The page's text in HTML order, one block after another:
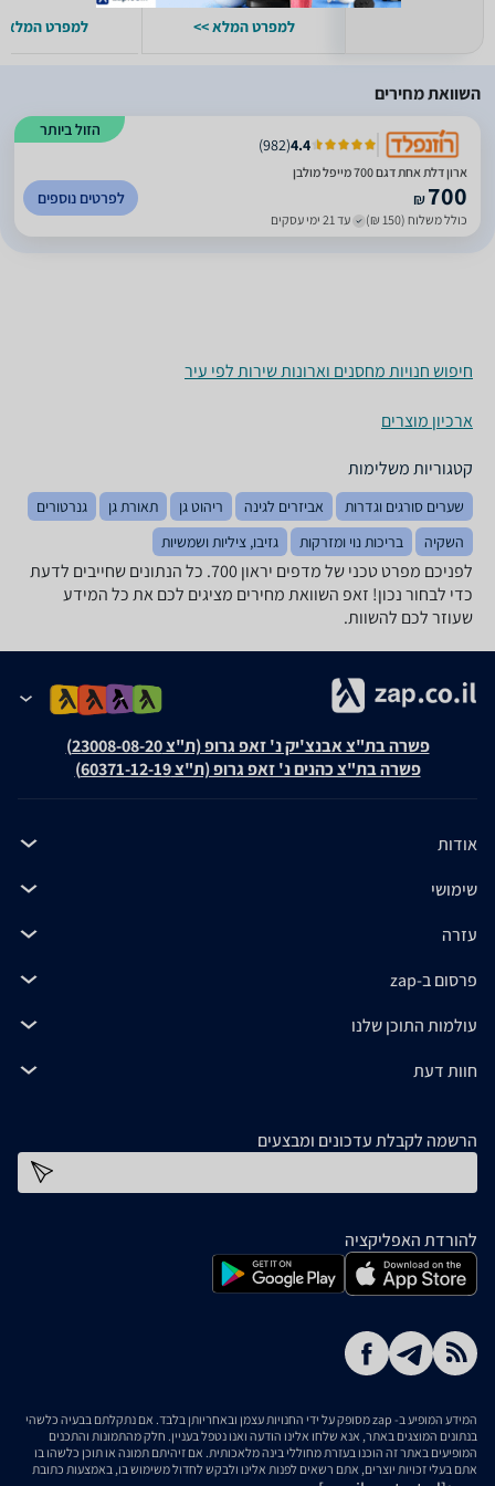
למפרט המלא >> למפרט המלא
השוואת מחירים
הזול ביותר
4.4
(
982
)
ארון דלת אחת דגם 700 מייפל מולבן
₪700
כולל משלוח (150 ₪) עד 21 ימי עסקים
לפרטים נוספים
חיפוש חנויות מחסנים וארונות שירות לפי עיר
ארכיון מוצרים
קטגוריות משלימות
שערים סורגים וגדרות אביזרים לגינה ריהוט גן תאורת גן
גנרטורים
השקיה
בריכות נוי ומזרקות גזיבו, ציליות ושמשיות
לפניכם מפרט טכני של ‏מדפים ‏יראון 700. כל הנתונים שחייבים לדעת
כדי לבחור נכון! זאפ השוואת מחירים מציגים לכם את כל המידע
שעוזר לכם להשוות.
פשרה בת"צ אבנצ'יק נ' זאפ גרופ (ת"צ 23008-08-20)
פשרה בת"צ כהנים נ' זאפ גרופ (ת"צ 60371-12-19)
אודות
שימושי
עזרה
פרסום ב-zap
עולמות התוכן שלנו
חוות דעת
הרשמה לקבלת עדכונים ומבצעים
להורדת האפליקציה
המידע המופיע ב- zap מסופק על ידי החנויות עצמן ובאחריותן בלבד. אם נתקלתם בבעיה כלשהי
בנתונים המוצגים באתר, אנא שלחו אלינו הודעה ואנו נטפל בעניין. חלק מהתמונות והתכנים
המופיעים באתר זה הוכנו בעזרת מחוללי בינה מלאכותית. אם זיהיתם תמונה או תוכן כלשהו בו
אתם בעלי זכויות יוצרים, אתם רשאים לפנות אלינו ולבקש לחדול משימוש בו, באמצעות כתובת